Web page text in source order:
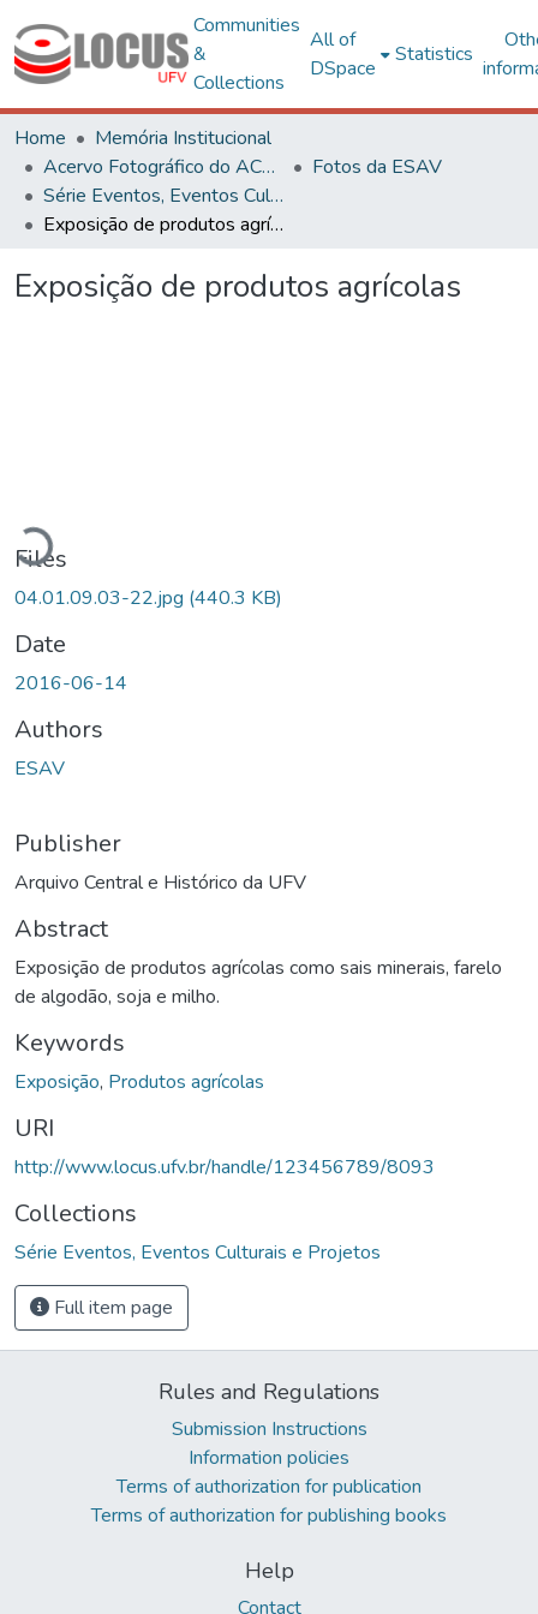
Communities
&
Collections
All of
DSpace
Statistics
Home
Memória Institucional
Acervo Fotográfico do ACH-UFV
Fotos da ESAV
Série Eventos, Eventos Culturais e Projetos
Exposição de produtos agrícolas
Exposição de produtos agrícolas
Files
04.01.09.03-22.jpg (440.3 KB)
Date
2016-06-14
Authors
ESAV
Publisher
Arquivo Central e Histórico da UFV
Abstract
Exposição de produtos agrícolas como sais minerais, farelo
de algodão, soja e milho.
Keywords
Exposição, Produtos agrícolas
URI
http://www.locus.ufv.br/handle/123456789/8093
Collections
Série Eventos, Eventos Culturais e Projetos
Full item page
Rules and Regulations
Submission Instructions
Information policies
Terms of authorization for publication
Terms of authorization for publishing books
Help
Contact